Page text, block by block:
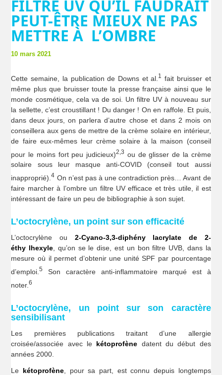
FILTRE UV QU’IL FAUDRAIT
PEUT-ÊTRE MIEUX NE PAS
METTRE À L’OMBRE
10 mars 2021
Cette semaine, la publication de Downs et al. 1
fait bruisser et
même plus que bruisser toute la presse française ainsi que le
monde cosmétique, cela va de soi. Un filtre UV à nouveau sur
la sellette, c’est croustillant ! Du danger ! On en raffole. Et puis,
dans deux jours, on parlera d’autre chose et dans 2 mois on
conseillera aux gens de mettre de la crème solaire en intérieur,
de faire eux-mêmes leur crème solaire à la maison (conseil
pour le moins fort peu judicieux)2,3 ou de glisser de la crème
solaire sous leur masque anti-COVID (conseil tout aussi
inapproprié).4 On n’est pas à une contradiction près… Avant de
faire marcher à l’ombre un filtre UV efficace et très utile, il est
intéressant de faire un peu de bibliographie à son sujet.
L’octocrylène, un point sur son efficacité
L’octocrylène ou 2-Cyano-3,3-diphény lacrylate de 2-
éthy lhexyle, qu’on se le dise, est un bon filtre UVB, dans la
mesure où il permet d’obtenir une unité SPF par pourcentage
d’emploi.5
Son caractère anti-inflammatoire marqué est à
noter.6
L’octocrylène, un point sur son caractère
sensibilisant
Les premières publications traitant d’une allergie
croisée/associée avec le kétoprofène datent du début des
années 2000.
Le kétoprofène , pour sa part, est connu depuis longtemps